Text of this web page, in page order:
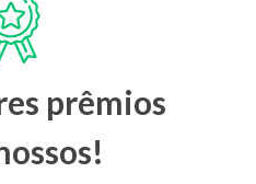
prêmios